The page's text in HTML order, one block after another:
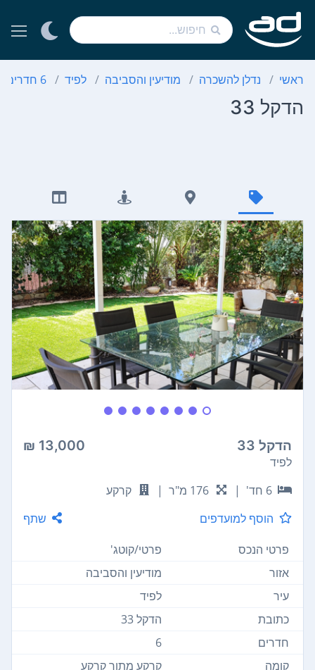
ראשי נדלן להשכרה מודיעין והסביבה לפיד 6 חדרים
הדקל 33
הדקל 33 13,000 ₪
לפיד
6 חד'
| 176 מ"ר |
קרקע
הוסף למועדפים
שתף
פרטי הנכס
פרטי/קוטג'
אזור
מודיעין והסביבה
עיר
לפיד
כתובת
הדקל 33
חדרים
6
קומה
קרקע מתוך קרקע